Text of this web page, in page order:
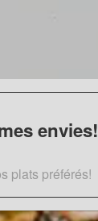
envies!
plats préférés!